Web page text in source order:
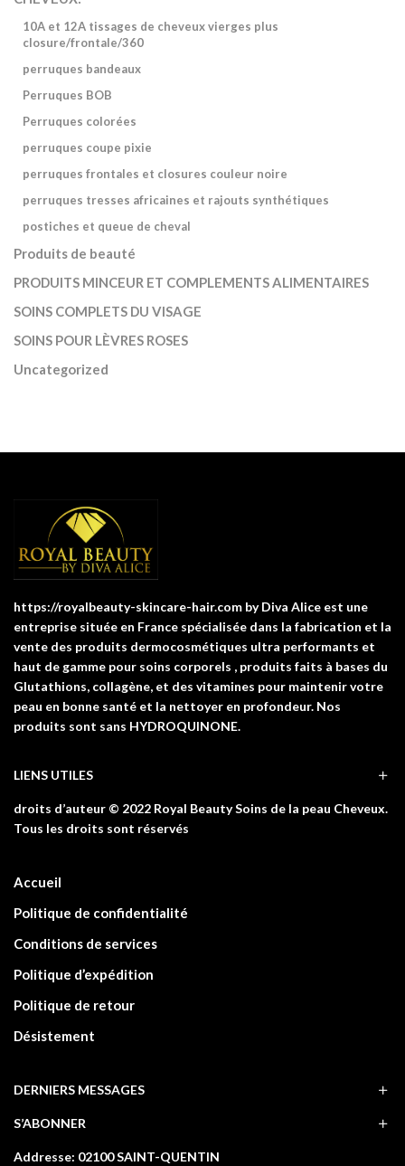
10A et 12A tissages de cheveux vierges plus
closure/frontale/360
perruques bandeaux
Perruques BOB
Perruques colorées
perruques coupe pixie
perruques frontales et closures couleur noire
perruques tresses africaines et rajouts synthétiques
postiches et queue de cheval
Produits de beauté
PRODUITS MINCEUR ET COMPLEMENTS ALIMENTAIRES
SOINS COMPLETS DU VISAGE
SOINS POUR LÈVRES ROSES
Uncategorized
https://royalbeauty-skincare-hair.com by Diva Alice est une
entreprise située en France spécialisée dans la fabrication et la
vente des produits dermocosmétiques ultra performants et
haut de gamme pour soins corporels , produits faits à bases du
Glutathions, collagène, et des vitamines pour maintenir votre
peau en bonne santé et la nettoyer en profondeur. Nos
produits sont sans HYDROQUINONE.
LIENS UTILES
droits d’auteur © 2022 Royal Beauty Soins de la peau Cheveux.
Tous les droits sont réservés
Accueil
Politique de confidentialité
Conditions de services
Politique d’expédition
Politique de retour
Désistement
DERNIERS MESSAGES
S’ABONNER
Addresse: 02100 SAINT-QUENTIN